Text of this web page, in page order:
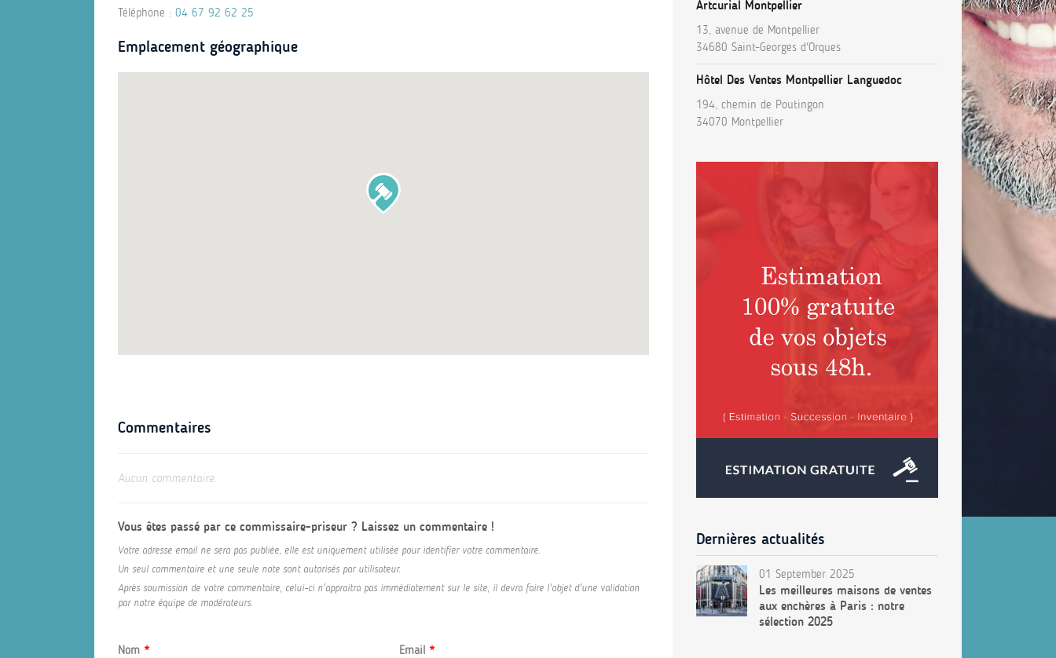
Téléphone : 04 67 92 62 25
Emplacement géographique
Commentaires
Aucun commentaire.
Vous êtes passé par ce commissaire-priseur ? Laissez un commentaire !
Votre adresse email ne sera pas publiée, elle est uniquement utilisée pour identifier votre commentaire.
Un seul commentaire et une seule note sont autorisés par utilisateur.
Après soumission de votre commentaire, celui-ci n'appraitra pas immédiatement sur le site, il devra faire l'objet d'une validation
par notre équipe de modérateurs.
Nom * Email *
Artcurial Montpellier
13, avenue de Montpellier
34680 Saint-Georges d'Orques
Hôtel Des Ventes Montpellier Languedoc
194, chemin de Poutingon
34070 Montpellier
Dernières actualités
01 September 2025
Les meilleures maisons de ventes
aux enchères à Paris : notre
sélection 2025